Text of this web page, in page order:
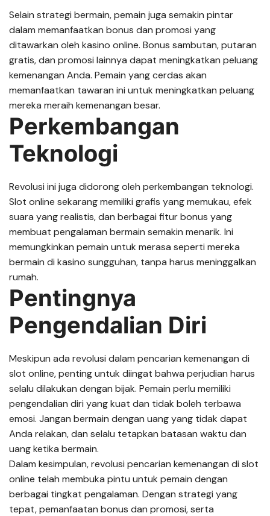
Selain strategi bermain, pemain juga semakin pintar
dalam memanfaatkan bonus dan promosi yang
ditawarkan oleh kasino online. Bonus sambutan, putaran
gratis, dan promosi lainnya dapat meningkatkan peluang
kemenangan Anda. Pemain yang cerdas akan
memanfaatkan tawaran ini untuk meningkatkan peluang
mereka meraih kemenangan besar.
Perkembangan
Teknologi
Revolusi ini juga didorong oleh perkembangan teknologi.
Slot online sekarang memiliki grafis yang memukau, efek
suara yang realistis, dan berbagai fitur bonus yang
membuat pengalaman bermain semakin menarik. Ini
memungkinkan pemain untuk merasa seperti mereka
bermain di kasino sungguhan, tanpa harus meninggalkan
rumah.
Pentingnya
Pengendalian Diri
Meskipun ada revolusi dalam pencarian kemenangan di
slot online, penting untuk diingat bahwa perjudian harus
selalu dilakukan dengan bijak. Pemain perlu memiliki
pengendalian diri yang kuat dan tidak boleh terbawa
emosi. Jangan bermain dengan uang yang tidak dapat
Anda relakan, dan selalu tetapkan batasan waktu dan
uang ketika bermain.
Dalam kesimpulan, revolusi pencarian kemenangan di slot
online telah membuka pintu untuk pemain dengan
berbagai tingkat pengalaman. Dengan strategi yang
tepat, pemanfaatan bonus dan promosi, serta